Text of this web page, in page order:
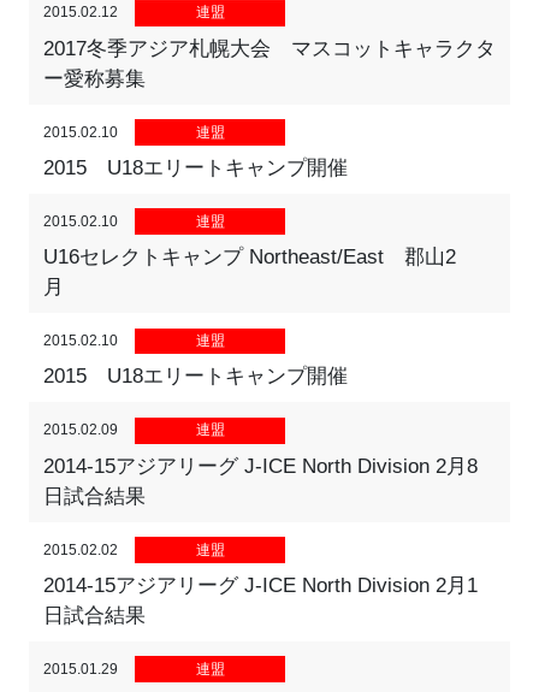
2015.02.12 連盟
2017冬季アジア札幌大会 マスコットキャラクタ
ー愛称募集
2015.02.10 連盟
2015 U18エリートキャンプ開催
2015.02.10 連盟
U16セレクトキャンプ Northeast/East 郡山2
月
2015.02.10 連盟
2015 U18エリートキャンプ開催
2015.02.09 連盟
2014-15アジアリーグ J-ICE North Division 2月8
日試合結果
2015.02.02 連盟
2014-15アジアリーグ J-ICE North Division 2月1
日試合結果
2015.01.29 連盟